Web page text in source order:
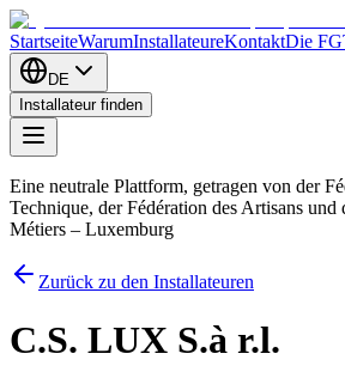
StartseiteWarumInstallateureKontaktDie
DE
Installateur finden
Eine neutrale Plattform, getragen von der
Technique, der Fédération des Artisans und
Métiers – Luxemburg
Zurück zu den Installateuren
C.S. LUX S.à r.l.